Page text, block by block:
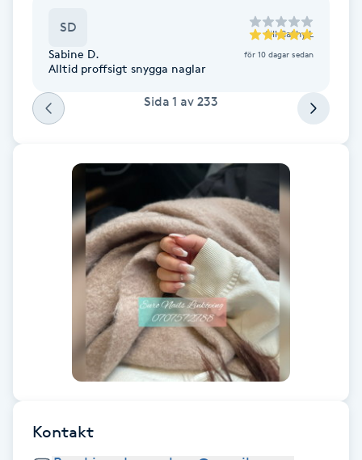
Färgning
Föning
Gel naglar
Gellack med förstärkning
Gravidmassage
Gruppträning
SD till Cathy L
Sabine D. för 10 dagar sedan
Alltid proffsigt snygga naglar
Sida 1 av 233
Kontakt